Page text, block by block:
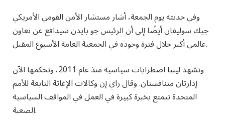
وفي حديثه يوم الجمعة، أشار مستشار الأمن القومي الأمريكي
جيك سوليفان أيضًا إلى أن الرئيس جو بايدن سيدافع عن تعاون
عالمي أكبر خلال فترة وجوده في الجمعية العامة الأسبوع المقبل.
وتشهد ليبيا اضطرابات سياسية منذ عام 2011، وتحكمها الآن
إدارتان متنافستان. وقال راي إن وكالات الإغاثة التابعة للأمم
المتحدة تتمتع بخبرة كبيرة في العمل في المواقف السياسية
الصعبة.